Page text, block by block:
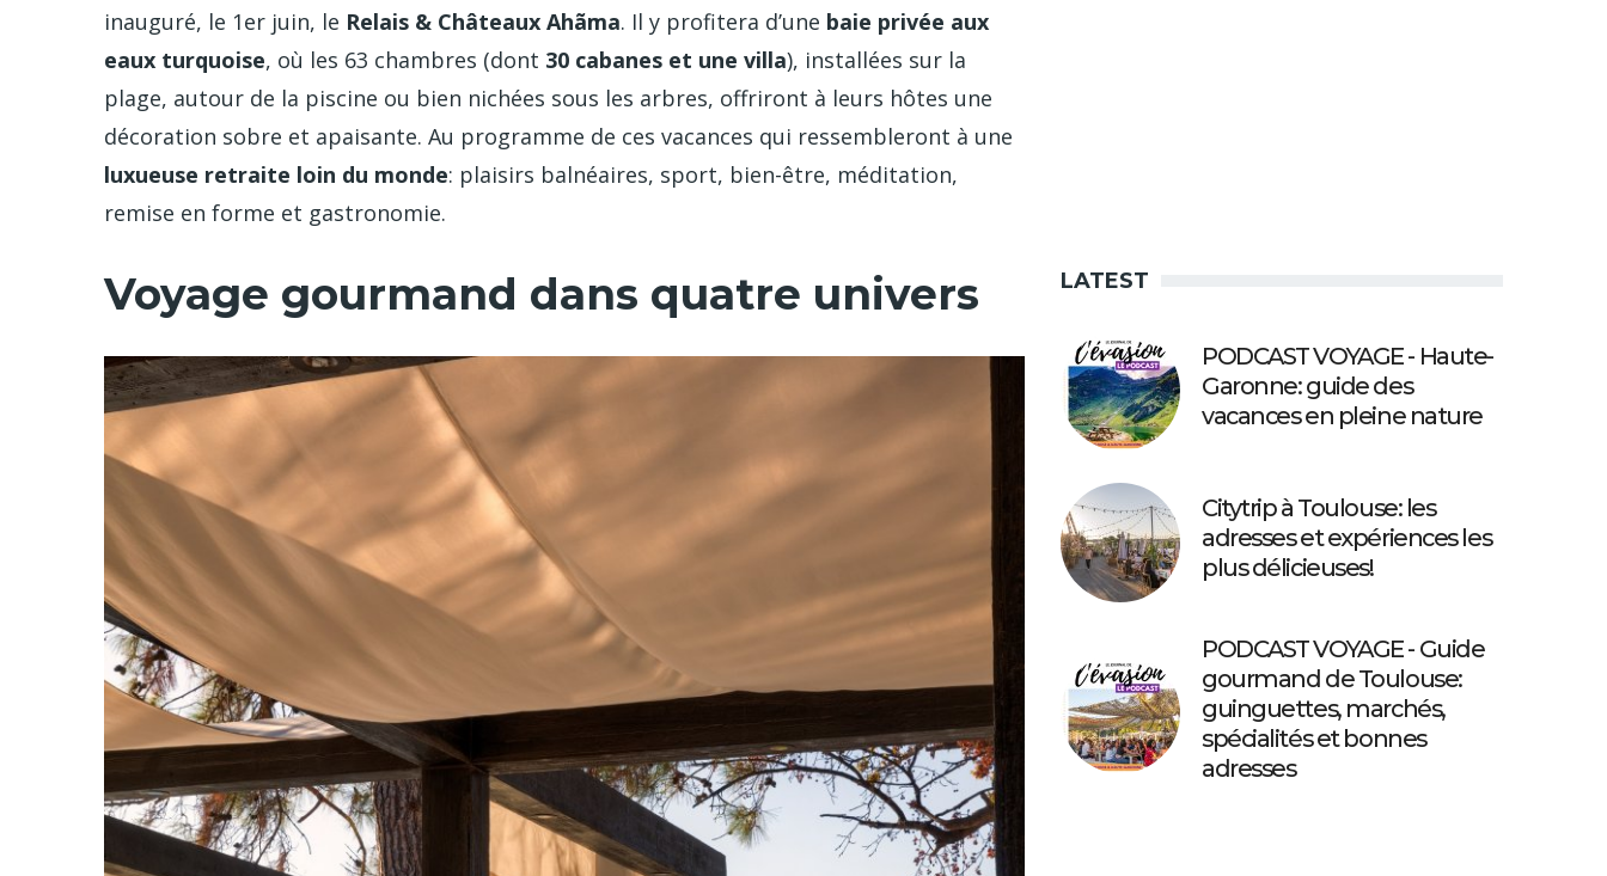
inauguré, le 1er juin, le Relais & Châteaux Ahãma. Il y profitera d’une baie privée aux
eaux turquoise, où les 63 chambres (dont 30 cabanes et une villa), installées sur la
plage, autour de la piscine ou bien nichées sous les arbres, offriront à leurs hôtes une
décoration sobre et apaisante. Au programme de ces vacances qui ressembleront à une
luxueuse retraite loin du monde: plaisirs balnéaires, sport, bien-être, méditation,
remise en forme et gastronomie.
Voyage gourmand dans quatre univers LATEST
PODCAST VOYAGE - Haute-
Garonne: guide des
vacances en pleine nature
Citytrip à Toulouse: les
adresses et expériences les
plus délicieuses!
PODCAST VOYAGE - Guide
gourmand de Toulouse:
guinguettes, marchés,
spécialités et bonnes
adresses